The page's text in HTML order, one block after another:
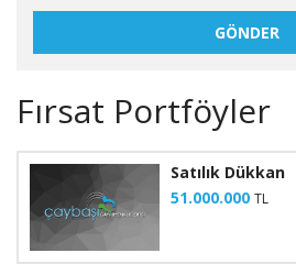
GÖNDER
Fırsat Portföyler
Satılık Dükkan
51.000.000 TL